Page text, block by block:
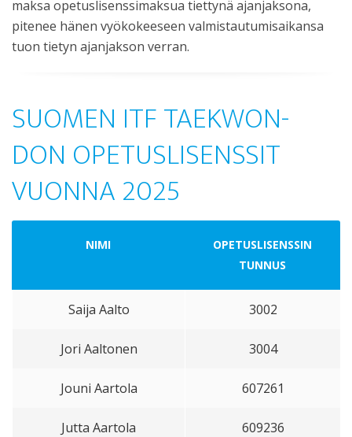
maksa opetuslisenssimaksua tiettynä ajanjaksona,
pitenee hänen vyökokeeseen valmistautumisaikansa
tuon tietyn ajanjakson verran.
SUOMEN ITF TAEKWON-
DON OPETUSLISENSSIT
VUONNA 2025
NIMI
OPETUSLISENSSIN
TUNNUS
Saija Aalto 3002
Jori Aaltonen 3004
Jouni Aartola 607261
Jutta Aartola 609236